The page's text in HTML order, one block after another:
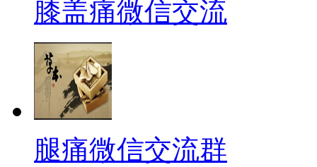
膝盖痛微信交流
腿痛微信交流群